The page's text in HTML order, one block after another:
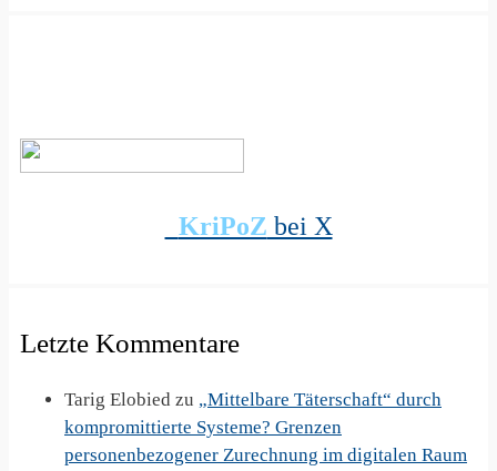
KriPoZ bei X
Letzte Kommentare
Tarig Elobied zu „Mittelbare Täterschaft“ durch
kompromittierte Systeme? Grenzen
personenbezogener Zurechnung im digitalen Raum